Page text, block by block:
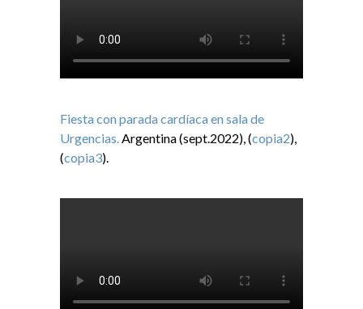
Fiesta con parada cardíaca en sala de
Urgencias.Argentina (sept.2022), (copia2),
(copia3).